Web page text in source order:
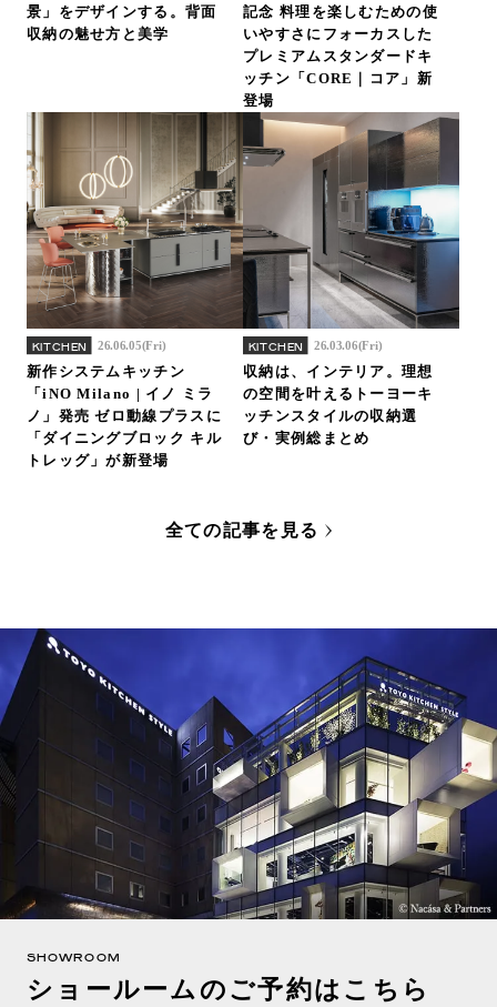
景」をデザインする。背面
収納の魅せ方と美学
記念 料理を楽しむための使
いやすさにフォーカスした
プレミアムスタンダードキ
ッチン「CORE｜コア」新
登場
KITCHEN 26.06.05(Fri)
新作システムキッチン
「iNO Milano | イノ ミラ
ノ」発売 ゼロ動線プラスに
「ダイニングブロック キル
トレッグ」が新登場
KITCHEN 26.03.06(Fri)
収納は、インテリア。理想
の空間を叶えるトーヨーキ
ッチンスタイルの収納選
び・実例総まとめ
全ての記事を見る
SHOWROOM
ショールームのご予約はこちら